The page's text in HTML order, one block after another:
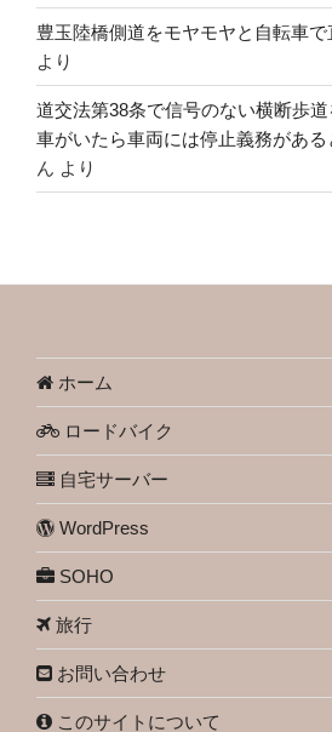
豊玉陸橋側道をモヤモヤと自転車で
より
道交法第38条で信号のない横断歩
車がいたら車両には停止義務があ
ん より
ホーム
ロードバイク
自宅サーバー
WordPress
SOHO
旅行
お問い合わせ
このサイトについて